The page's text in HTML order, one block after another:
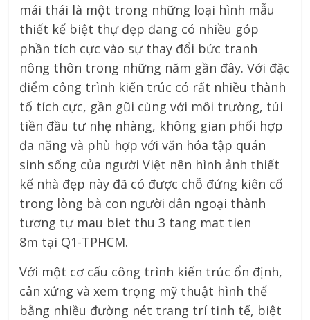
mái thái là một trong những loại hình mẫu
thiết kế biệt thự đẹp đang có nhiều góp
phần tích cực vào sự thay đổi bức tranh
nông thôn trong những năm gần đây. Với đặc
điểm công trình kiến trúc có rất nhiều thành
tố tích cực, gần gũi cùng với môi trường, túi
tiền đầu tư nhẹ nhàng, không gian phối hợp
đa năng và phù hợp với văn hóa tập quán
sinh sống của người Việt nên hình ảnh thiết
kế nhà đẹp này đã có được chỗ đứng kiên cố
trong lòng bà con người dân ngoại thành
tương tự mau biet thu 3 tang mat tien
8m tại Q1-TPHCM.
Với một cơ cấu công trình kiến trúc ổn định,
cân xứng và xem trọng mỹ thuật hình thể
bằng nhiều đường nét trang trí tinh tế, biệt